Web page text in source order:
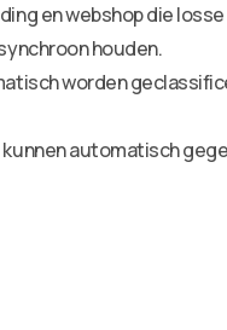
en webshop die
houden.
worden
automatisch